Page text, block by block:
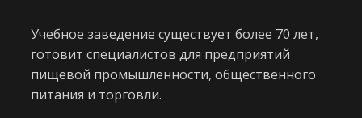
Учебное заведение существует более 70 лет,
готовит специалистов для предприятий
пищевой промышленности, общественного
питания и торговли.